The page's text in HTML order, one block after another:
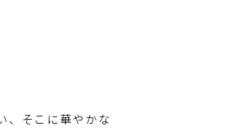
、そこに華やかな